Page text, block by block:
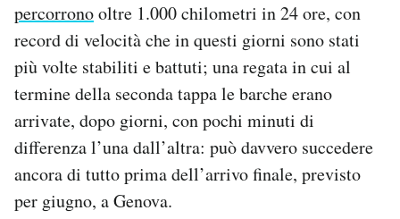
percorronooltre 1.000 chilometri in 24 ore, con
record di velocità che in questi giorni sono stati
più volte stabiliti e battuti; una regata in cui al
termine della seconda tappa le barche erano
arrivate, dopo giorni, con pochi minuti di
differenza l’una dall’altra: può davvero succedere
ancora di tutto prima dell’arrivo finale, previsto
per giugno, a Genova.